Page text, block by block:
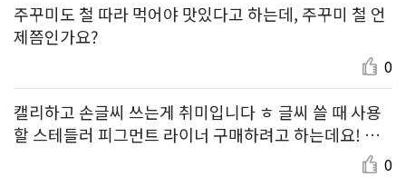
주꾸미도 철 따라 먹어야 맛있다고 하는데, 주꾸미 철 언
제쯤인가요?
0
캘리하고 손글씨 쓰는게 취미입니다 ㅎ 글씨 쓸 때 사용
할 스테들러 피그먼트 라이너 구매하려고 하는데요! 구
0